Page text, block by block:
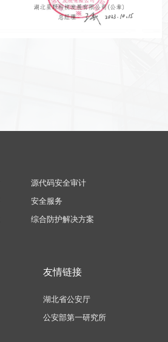
源代码安全审计
安全服务
综合防护解决方案
友情链接
湖北省公安厅
公安部第一研究所